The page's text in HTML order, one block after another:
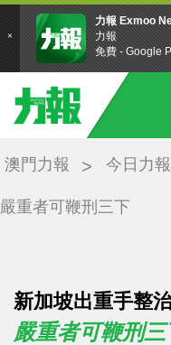
澳門力報 今日力報
嚴重者可鞭刑三下
新加坡出重手整
嚴重者可鞭刑三